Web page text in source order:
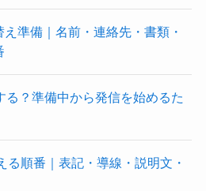
準備｜名前・連絡先・書類・
る？準備中から発信を始めるた
る順番｜表記・導線・説明文・